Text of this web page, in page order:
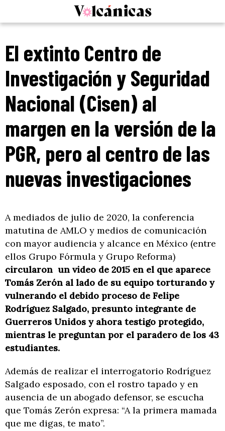
El extinto Centro de
Investigación y Seguridad
Nacional (Cisen) al
margen en la versión de la
PGR, pero al centro de las
nuevas investigaciones
A mediados de julio de 2020, la conferencia
matutina de AMLO y medios de comunicación
con mayor audiencia y alcance en México (entre
ellos Grupo Fórmula y Grupo Reforma)
circularon un video de 2015 en el que aparece
Tomás Zerón al lado de su equipo torturando y
vulnerando el debido proceso de Felipe
Rodríguez Salgado, presunto integrante de
Guerreros Unidos y ahora testigo protegido,
mientras le preguntan por el paradero de los 43
estudiantes.
Además de realizar el interrogatorio Rodríguez
Salgado esposado, con el rostro tapado y en
ausencia de un abogado defensor, se escucha
que Tomás Zerón expresa: “A la primera mamada
que me digas, te mato”.